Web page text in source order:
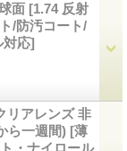
面 [1.74 反射
/防汚コート/
対応]
リアレンズ 非
ら一週間) [薄
・ナイロール